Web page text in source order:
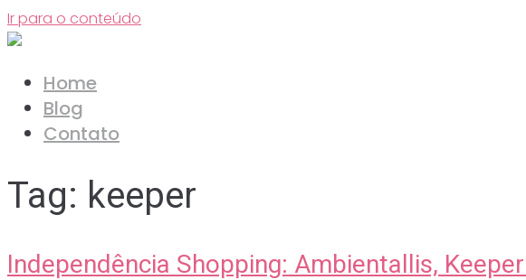
Ir para o conteúdo
Home
Blog
Contato
Tag: keeper
Independência Shopping: Ambientallis,